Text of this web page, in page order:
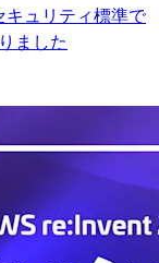
キュリティ標準で
ました